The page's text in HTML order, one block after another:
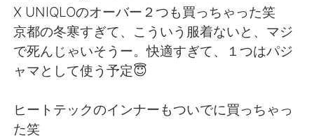
繁體中文 Español
العربية Français
Deutsch 日本語
X UNIQLOのオーバー２つも買っちゃった笑
京都の冬寒すぎて、こういう服着ないと、マジ
で死んじゃいそうー。快適すぎて、１つはパジ
ャマとして使う予定😇
ヒートテックのインナーもついでに買っちゃっ
た笑